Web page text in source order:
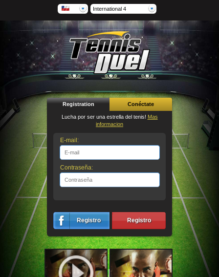
International 4
Registration Conéctate
Lucha por ser una estrella del tenis! Mas
informacion
E-mail:
Contraseña:
Registro Registro